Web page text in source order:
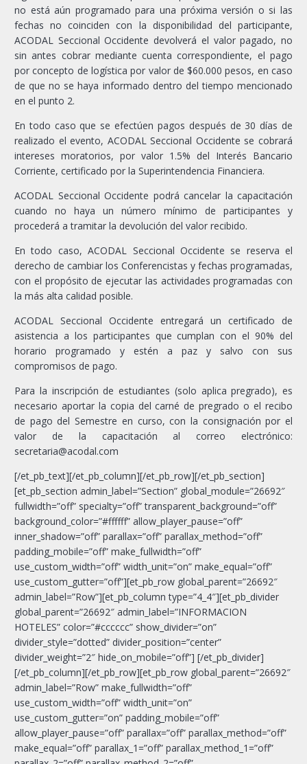
no está aún programado para una próxima versión o si las
fechas no coinciden con la disponibilidad del participante,
ACODAL Seccional Occidente devolverá el valor pagado, no
sin antes cobrar mediante cuenta correspondiente, el pago
por concepto de logística por valor de $60.000 pesos, en caso
de que no se haya informado dentro del tiempo mencionado
en el punto 2.
En todo caso que se efectúen pagos después de 30 días de
realizado el evento, ACODAL Seccional Occidente se cobrará
intereses moratorios, por valor 1.5% del Interés Bancario
Corriente, certificado por la Superintendencia Financiera.
ACODAL Seccional Occidente podrá cancelar la capacitación
cuando no haya un número mínimo de participantes y
procederá a tramitar la devolución del valor recibido.
En todo caso, ACODAL Seccional Occidente se reserva el
derecho de cambiar los Conferencistas y fechas programadas,
con el propósito de ejecutar las actividades programadas con
la más alta calidad posible.
ACODAL Seccional Occidente entregará un certificado de
asistencia a los participantes que cumplan con el 90% del
horario programado y estén a paz y salvo con sus
compromisos de pago.
Para la inscripción de estudiantes (solo aplica pregrado), es
necesario aportar la copia del carné de pregrado o el recibo
de pago del Semestre en curso, con la consignación por el
valor de la capacitación al correo electrónico:
secretaria@acodal.com
[/et_pb_text][/et_pb_column][/et_pb_row][/et_pb_section]
[et_pb_section admin_label=”Section” global_module=”26692″
fullwidth=”off” specialty=”off” transparent_background=”off”
background_color=”#ffffff” allow_player_pause=”off”
inner_shadow=”off” parallax=”off” parallax_method=”off”
padding_mobile=”off” make_fullwidth=”off”
use_custom_width=”off” width_unit=”on” make_equal=”off”
use_custom_gutter=”off”][et_pb_row global_parent=”26692″
admin_label=”Row”][et_pb_column type=”4_4″][et_pb_divider
global_parent=”26692″ admin_label=”INFORMACION
HOTELES” color=”#cccccc” show_divider=”on”
divider_style=”dotted” divider_position=”center”
divider_weight=”2″ hide_on_mobile=”off”] [/et_pb_divider]
[/et_pb_column][/et_pb_row][et_pb_row global_parent=”26692″
admin_label=”Row” make_fullwidth=”off”
use_custom_width=”off” width_unit=”on”
use_custom_gutter=”on” padding_mobile=”off”
allow_player_pause=”off” parallax=”off” parallax_method=”off”
make_equal=”off” parallax_1=”off” parallax_method_1=”off”